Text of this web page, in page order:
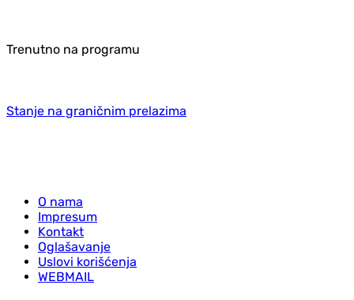
Trenutno na programu
Stanje na graničnim prelazima
O nama
Impresum
Kontakt
Oglašavanje
Uslovi korišćenja
WEBMAIL